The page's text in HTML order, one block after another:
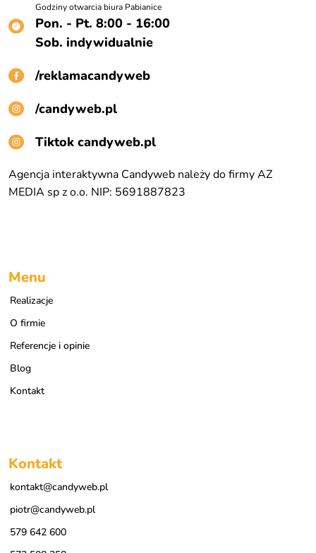
Godziny otwarcia biura Pabianice
Pon. - Pt. 8:00 - 16:00
Sob. indywidualnie
/reklamacandyweb
/candyweb.pl
Tiktok candyweb.pl
Agencja interaktywna Candyweb należy do firmy AZ
MEDIA sp z o.o. NIP: 5691887823
Menu
Realizacje
O firmie
Referencje i opinie
Blog
Kontakt
Kontakt
kontakt@candyweb.pl
piotr@candyweb.pl
579 642 600